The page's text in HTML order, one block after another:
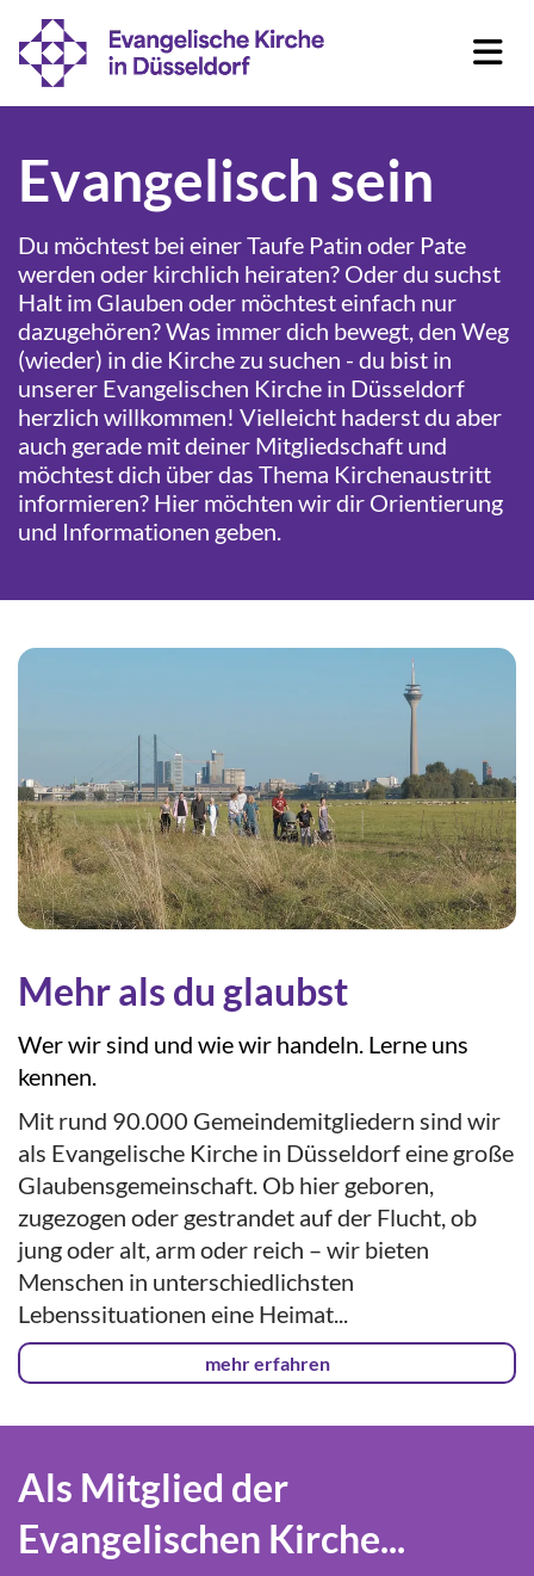
Evangelisch sein
Du möchtest bei einer Taufe Patin oder Pate
werden oder kirchlich heiraten? Oder du suchst
Halt im Glauben oder möchtest einfach nur
dazugehören? Was immer dich bewegt, den Weg
(wieder) in die Kirche zu suchen - du bist in
unserer Evangelischen Kirche in Düsseldorf
herzlich willkommen! Vielleicht haderst du aber
auch gerade mit deiner Mitgliedschaft und
möchtest dich über das Thema Kirchenaustritt
informieren? Hier möchten wir dir Orientierung
und Informationen geben.
Mehr als du glaubst
Wer wir sind und wie wir handeln. Lerne uns
kennen.
Mit rund 90.000 Gemeindemitgliedern sind wir
als Evangelische Kirche in Düsseldorf eine große
Glaubensgemeinschaft. Ob hier geboren,
zugezogen oder gestrandet auf der Flucht, ob
jung oder alt, arm oder reich – wir bieten
Menschen in unterschiedlichsten
Lebenssituationen eine Heimat...
mehr erfahren
Als Mitglied der
Evangelischen Kirche...